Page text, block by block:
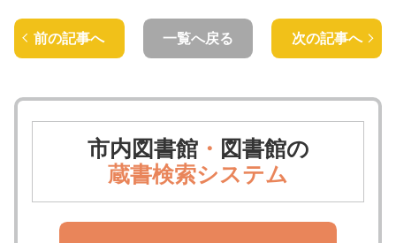
前の記事へ 一覧へ戻る 次の記事へ
市内図書館・ 図書館の
蔵書検索システム